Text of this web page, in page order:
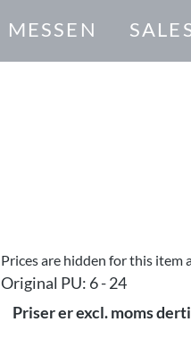
MESSEN
Prices are hidden for this item
Original PU: 6 - 24
Priser er excl. moms